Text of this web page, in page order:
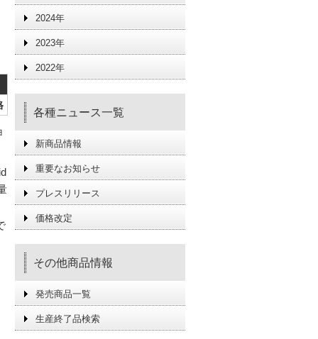
2024年
2023年
2022年
各種ニュース一覧
新商品情報
重要なお知らせ
プレスリリース
価格改定
その他商品情報
発売商品一覧
生産終了品検索